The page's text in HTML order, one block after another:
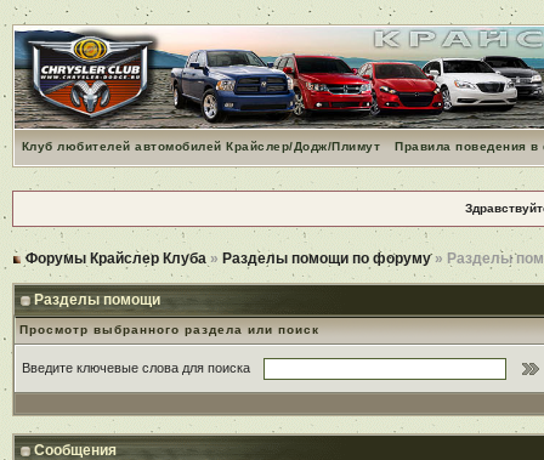
Клуб любителей автомобилей Крайслер/Додж/Плимут Правила поведения
Форумы Крайслер Клуба » Разделы помощи по форуму» Разделы
Разделы помощи
Просмотр выбранного раздела или поиск
Введите ключевые слова для поиска
Сообщения